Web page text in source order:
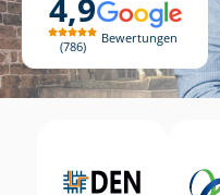
4,9
786
Bewertungen